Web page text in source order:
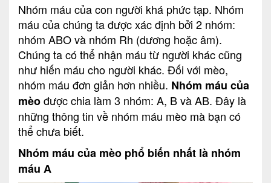
Nhóm máu của con người khá phức tạp. Nhóm
máu của chúng ta được xác định bởi 2 nhóm:
nhóm ABO và nhóm Rh (dương hoặc âm).
Chúng ta có thể nhận máu từ người khác cũng
như hiến máu cho người khác. Đối với mèo,
nhóm máu đơn giản hơn nhiều. Nhóm máu của
mèođược chia làm 3 nhóm: A, B và AB. Đây là
những thông tin về nhóm máu mèo mà bạn có
thể chưa biết.
Nhóm máu của mèo phổ biến nhất là nhóm
máu A